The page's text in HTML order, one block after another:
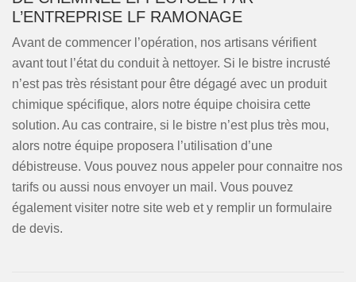
L’ENTREPRISE LF RAMONAGE
Avant de commencer l’opération, nos artisans vérifient
avant tout l’état du conduit à nettoyer. Si le bistre incrusté
n’est pas très résistant pour être dégagé avec un produit
chimique spécifique, alors notre équipe choisira cette
solution. Au cas contraire, si le bistre n’est plus très mou,
alors notre équipe proposera l’utilisation d’une
débistreuse. Vous pouvez nous appeler pour connaitre nos
tarifs ou aussi nous envoyer un mail. Vous pouvez
également visiter notre site web et y remplir un formulaire
de devis.